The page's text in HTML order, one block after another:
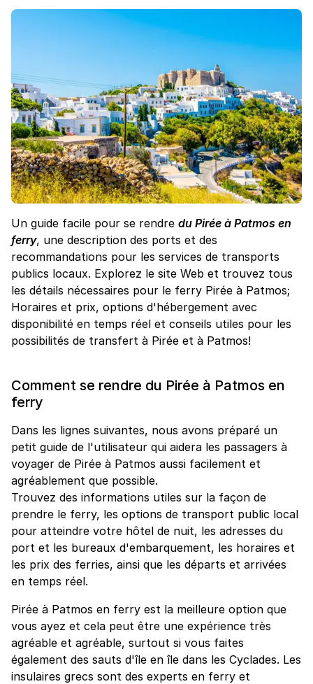
Un guide facile pour se rendre du Pirée à Patmos en
ferry, une description des ports et des
recommandations pour les services de transports
publics locaux. Explorez le site Web et trouvez tous
les détails nécessaires pour le ferry Pirée à Patmos;
Horaires et prix, options d'hébergement avec
disponibilité en temps réel et conseils utiles pour les
possibilités de transfert à Pirée et à Patmos!
Comment se rendre du Pirée à Patmos en
ferry
Dans les lignes suivantes, nous avons préparé un
petit guide de l'utilisateur qui aidera les passagers à
voyager de Pirée à Patmos aussi facilement et
agréablement que possible.
Trouvez des informations utiles sur la façon de
prendre le ferry, les options de transport public local
pour atteindre votre hôtel de nuit, les adresses du
port et les bureaux d'embarquement, les horaires et
les prix des ferries, ainsi que les départs et arrivées
en temps réel.
Pirée à Patmos en ferry est la meilleure option que
vous ayez et cela peut être une expérience très
agréable et agréable, surtout si vous faites
également des sauts d'île en île dans les Cyclades. Les
insulaires grecs sont des experts en ferry et